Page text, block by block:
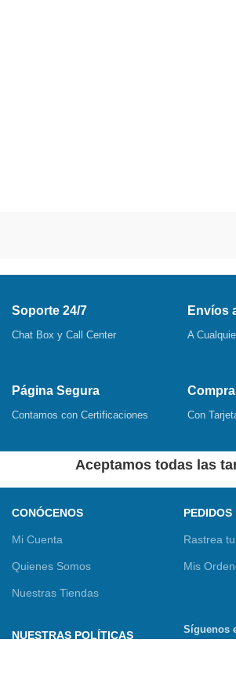
Soporte 24/7
Chat Box y Call Center
Envíos
A
Página Segura
Contamos con Certificaciones Con
Aceptamos todas las
CONÓCENOS
Mi Cuenta
Quienes Somos
Nuestras Tiendas
PEDIDOS
Rastrea
Mis
NUESTRAS POLÍTICAS
Síguenos